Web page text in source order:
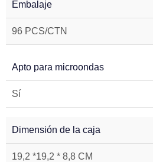
Embalaje
96 PCS/CTN
Apto para microondas
Sí
Dimensión de la caja
19,2 *19,2 * 8,8 CM